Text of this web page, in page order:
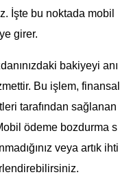
İşte bu noktada mobil
girer.
bakiyeyi anı
Bu işlem, finansal
tarafından sağlanan
ödeme bozdurma s
veya artık ihti